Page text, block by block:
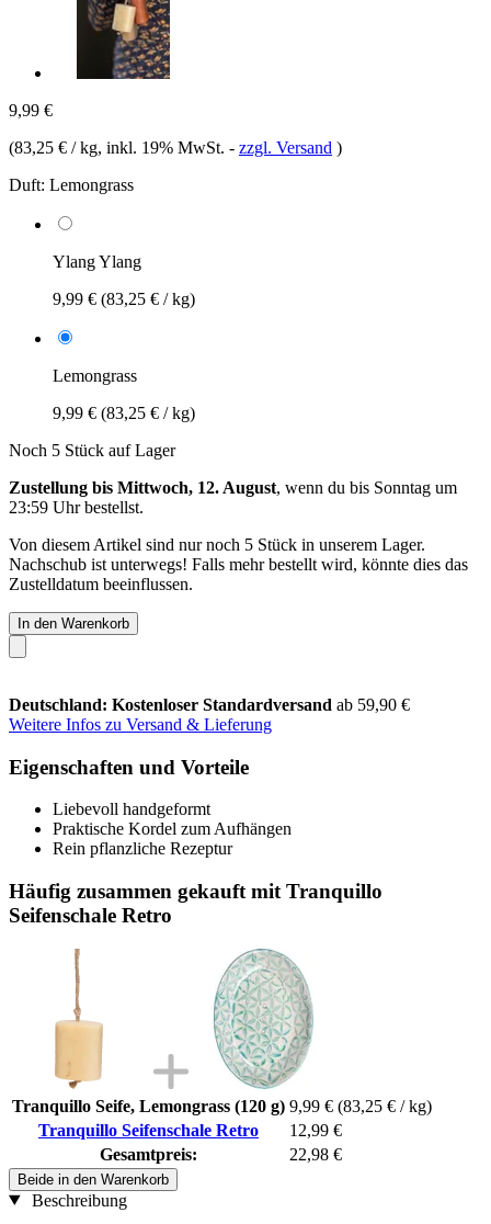
9,99 €
(83,25 € / kg, inkl. 19% MwSt. - zzgl. Versand )
Duft: Lemongrass
Ylang Ylang
9,99 € (83,25 € / kg)
Lemongrass
9,99 € (83,25 € / kg)
Noch 5 Stück auf Lager
Zustellung bis Mittwoch, 12. August, wenn du bis Sonntag um
23:59 Uhrbestellst.
Von diesem Artikel sind nur noch 5 Stück in unserem Lager.
Nachschub ist unterwegs! Falls mehr bestellt wird, könnte dies das
Zustelldatum beeinflussen.
In den Warenkorb
Deutschland: Kostenloser Standardversand ab 59,90 €
Weitere Infos zu Versand & Lieferung
Eigenschaften und Vorteile
Liebevoll handgeformt
Praktische Kordel zum Aufhängen
Rein pflanzliche Rezeptur
Häufig zusammen gekauft mit Tranquillo
Seifenschale Retro
Tranquillo Seife, Lemongrass (120 g) 9,99 € (83,25 € / kg)
Tranquillo Seifenschale Retro
12,99 €
Gesamtpreis:
22,98 €
Beide in den Warenkorb
Beschreibung